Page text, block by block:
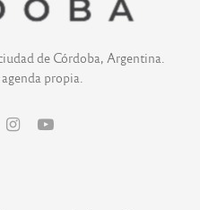
de Córdoba, Argentina.
propia.